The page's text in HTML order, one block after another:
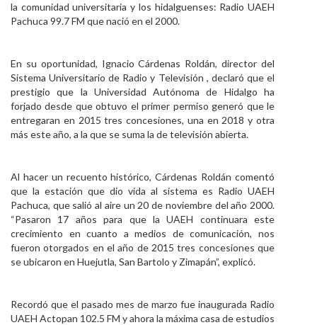
la comunidad universitaria y los hidalguenses: Radio UAEH
Pachuca 99.7 FM que nació en el 2000.
En su oportunidad, Ignacio Cárdenas Roldán, director del
Sistema Universitario de Radio y Televisión , declaró que el
prestigio que la Universidad Autónoma de Hidalgo ha
forjado desde que obtuvo el primer permiso generó que le
entregaran en 2015 tres concesiones, una en 2018 y otra
más este año, a la que se suma la de televisión abierta.
Al hacer un recuento histórico, Cárdenas Roldán comentó
que la estación que dio vida al sistema es Radio UAEH
Pachuca, que salió al aire un 20 de noviembre del año 2000.
“Pasaron 17 años para que la UAEH continuara este
crecimiento en cuanto a medios de comunicación, nos
fueron otorgados en el año de 2015 tres concesiones que
se ubicaron en Huejutla, San Bartolo y Zimapán”, explicó.
Recordó que el pasado mes de marzo fue inaugurada Radio
UAEH Actopan 102.5 FM y ahora la máxima casa de estudios